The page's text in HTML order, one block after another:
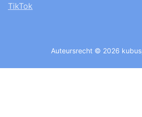
TikTok
Auteursrecht © 2026